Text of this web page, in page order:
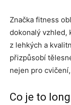
Značka fitness
dokonalý vzhled,
z lehkých a
přizpůsobí
nejen pro
Co je to